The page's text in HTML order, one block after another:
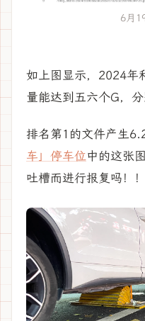
6月
如上图显示，2024年
量能达到五六个G，分
排名第1的文件产生
车」停车位中的这张
吐槽而进行报复吗！！